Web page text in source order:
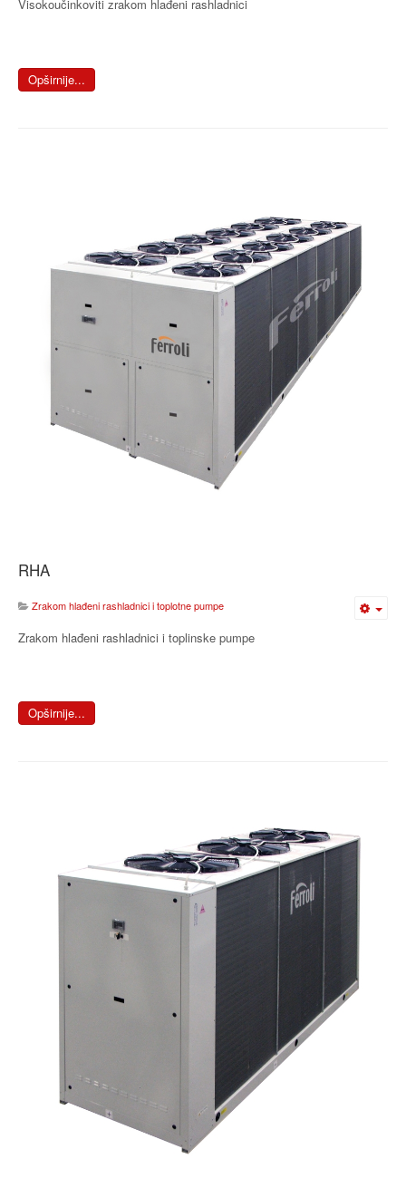
Visokoučinkoviti zrakom hlađeni rashladnici
Opširnije...
RHA
Zrakom hlađeni rashladnici i toplotne pumpe
Zrakom hlađeni rashladnici i toplinske pumpe
Opširnije...